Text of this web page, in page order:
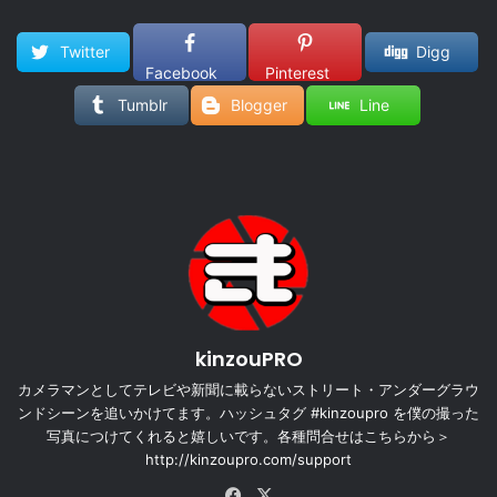
Twitter
Facebook
Pinterest
Digg
Tumblr Blogger Line
kinzouPRO
カメラマンとしてテレビや新聞に載らないストリート・アンダーグラウ
ンドシーンを追いかけてます。ハッシュタグ #kinzoupro を僕の撮った
写真につけてくれると嬉しいです。各種問合せはこちらから＞
http://kinzoupro.com/support